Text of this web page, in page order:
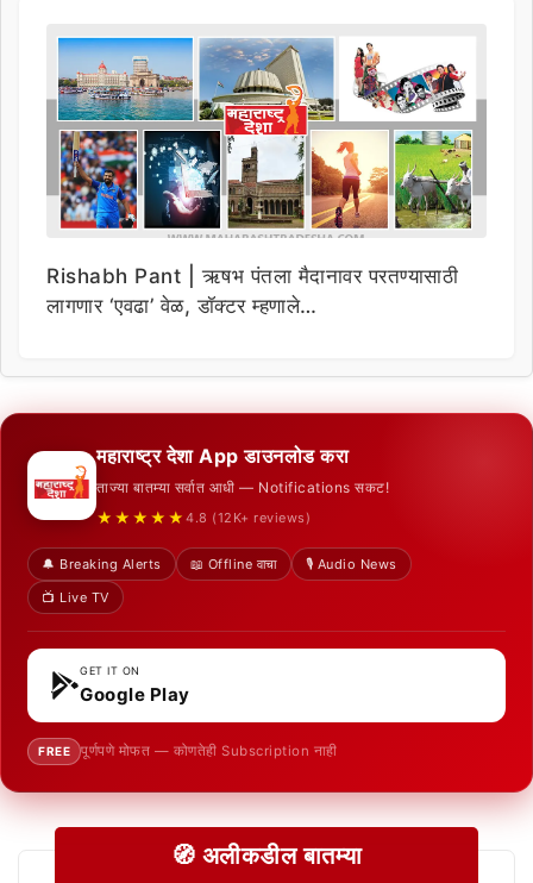
Rishabh Pant | ऋषभ पंतला मैदानावर परतण्यासाठी
लागणार ‘एवढा’ वेळ, डॉक्टर म्हणाले…
महाराष्ट्र देशा App डाउनलोड करा
ताज्या बातम्या सर्वात आधी — Notifications सकट!
★★★★★ 4.8 (12K+ reviews)
🔔 Breaking Alerts 📖 Offline वाचा
🎙️ Audio News
📺 Live TV
GET IT ON
Google Play
FREE पूर्णपणे मोफत — कोणतेही Subscription नाही
🧭 अलीकडील बातम्या